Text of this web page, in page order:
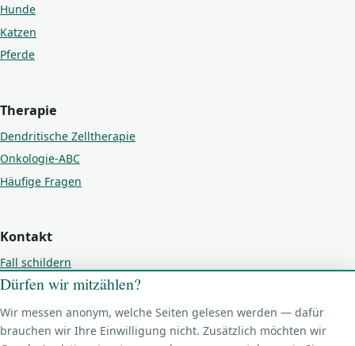
Hunde
Katzen
Pferde
Therapie
Dendritische Zelltherapie
Onkologie-ABC
Häufige Fragen
Kontakt
Fall schildern
Kontakt
Impressum
Datenschutz
Dürfen wir mitzählen?
Wir messen anonym, welche Seiten gelesen werden — dafür
brauchen wir Ihre Einwilligung nicht. Zusätzlich möchten wir